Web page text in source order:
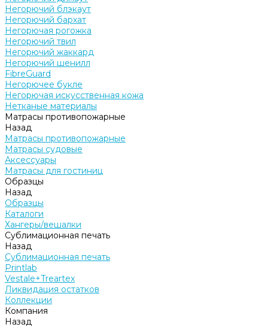
Негорючий блэкаут
Негорючий бархат
Негорючая рогожка
Негорючий твил
Негорючий жаккард
Негорючий шенилл
FibreGuard
Негорючее букле
Негорючая искусственная кожа
Нетканые материалы
Матрасы противопожарные
Назад
Матрасы противопожарные
Матрасы судовые
Аксессуары
Матрасы для гостиниц
Образцы
Назад
Образцы
Каталоги
Хангеры/вешалки
Сублимационная печать
Назад
Сублимационная печать
Printlab
Vestale+Treartex
Ликвидация остатков
Коллекции
Компания
Назад